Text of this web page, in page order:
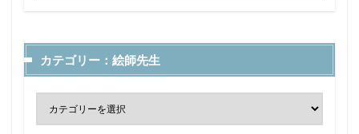
カテゴリー：絵師先生